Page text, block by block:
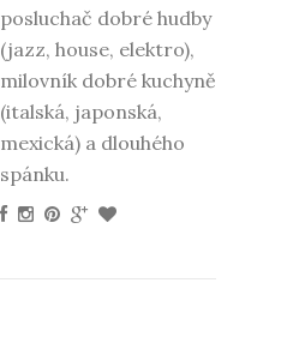
posluchač dobré hudby
(jazz, house, elektro),
milovník dobré kuchyně
(italská, japonská,
mexická) a dlouhého
spánku.